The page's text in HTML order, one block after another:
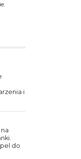
i
do